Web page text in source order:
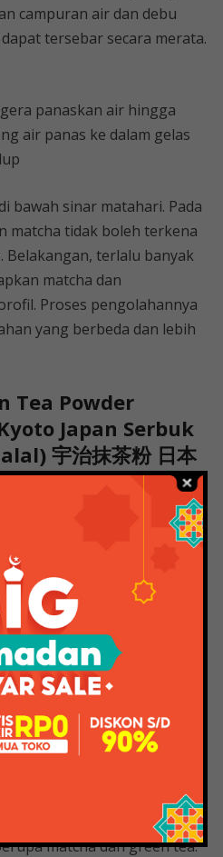
campuran air dan debu
tersebar secara merata.
panaskan air hingga
air panas ke dalam gelas
bawah sinar matahari. Pada
matcha tidak boleh terkena
Belakangan, terlalu banyak
matcha dan
Proses pengolahannya
yang berbeda dan lebih
Tea Powder
Japan Serbuk
宇治抹茶粉 日本
C Premium
konten. Keduanya,
kafein. Tapi sebagai
dan bisa bermanfaat jika
Tahukah Anda bahwa kedua
antioksidan yang
menurunkan berat
stres! Teh Jakarta
terpenting bagi tubuh
pikiran dan menyegarkan
pasti sudah tidak asing
matcha dan green tea.